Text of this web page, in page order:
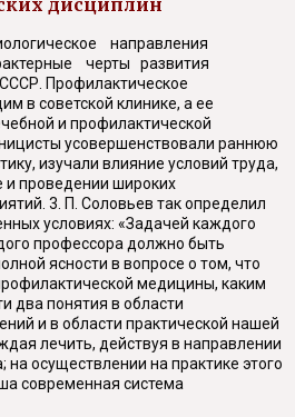
направления
черты развития
Профилактическое
в советской клинике, а ее
и профилактической
усовершенствовали раннюю
изучали влияние условий труда,
и проведении широких
3. П. Соловьев так определил
условиях: «Задачей каждого
профессора должно быть
ясности в вопросе о том, что
медицины, каким
два понятия в области
и в области практической нашей
лечить, действуя в направлении
на осуществлении на практике этого
современная система